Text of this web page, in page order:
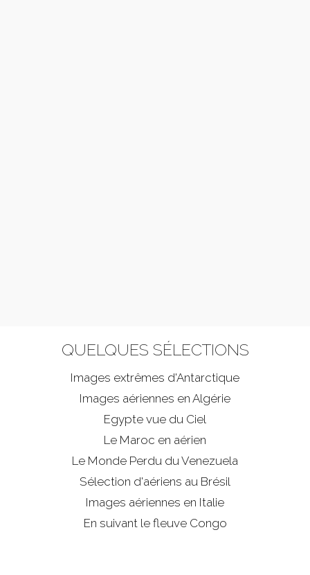
QUELQUES SÉLECTIONS
Images extrêmes d'Antarctique
Images aériennes en Algérie
Egypte vue du Ciel
Le Maroc en aérien
Le Monde Perdu du Venezuela
Sélection d'aériens au Brésil
Images aériennes en Italie
En suivant le fleuve Congo